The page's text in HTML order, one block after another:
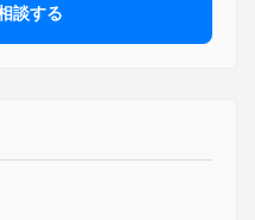
談する